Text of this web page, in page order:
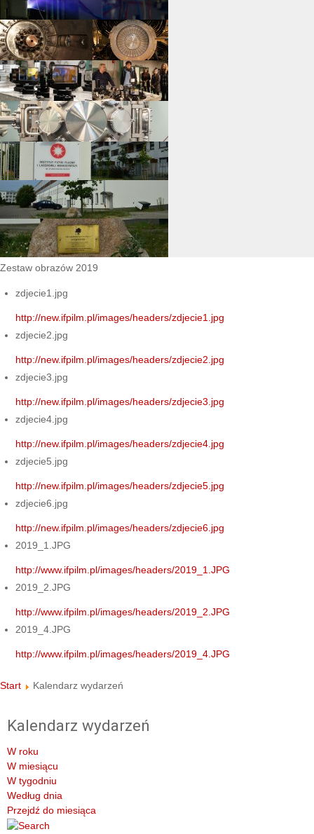
Zestaw obrazów 2019
zdjecie1.jpg
http://new.ifpilm.pl/images/headers/zdjecie1.jpg
zdjecie2.jpg
http://new.ifpilm.pl/images/headers/zdjecie2.jpg
zdjecie3.jpg
http://new.ifpilm.pl/images/headers/zdjecie3.jpg
zdjecie4.jpg
http://new.ifpilm.pl/images/headers/zdjecie4.jpg
zdjecie5.jpg
http://new.ifpilm.pl/images/headers/zdjecie5.jpg
zdjecie6.jpg
http://new.ifpilm.pl/images/headers/zdjecie6.jpg
2019_1.JPG
http://www.ifpilm.pl/images/headers/2019_1.JPG
2019_2.JPG
http://www.ifpilm.pl/images/headers/2019_2.JPG
2019_4.JPG
http://www.ifpilm.pl/images/headers/2019_4.JPG
Start Kalendarz wydarzeń
Kalendarz wydarzeń
W roku
W miesiącu
W tygodniu
Według dnia
Przejdź do miesiąca